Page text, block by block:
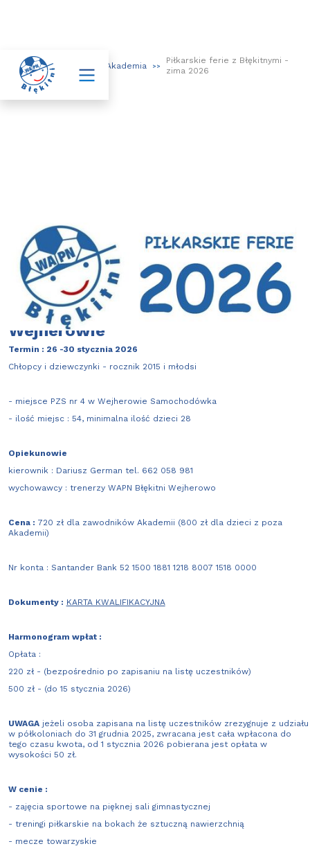
>> Aktualności Akademia >>
Piłkarskie ferie z Błękitnymi -
zima 2026
Piłkarskie ferie z Błękitnymi - zima
2026
Zapraszamy do udziału w
piłkarskich półkoloniach w
Wejherowie
Termin : 26 -30 stycznia 2026
Chłopcy i dziewczynki - rocznik 2015 i młodsi
- miejsce PZS nr 4 w Wejherowie Samochodówka
- ilość miejsc : 54, minimalna ilość dzieci 28
Opiekunowie
kierownik : Dariusz German tel. 662 058 981
wychowawcy : trenerzy WAPN Błękitni Wejherowo
Cena : 720 zł dla zawodników Akademii (800 zł dla dzieci z poza
Akademii)
Nr konta : Santander Bank 52 1500 1881 1218 8007 1518 0000
Dokumenty : KARTA KWALIFIKACYJNA
Harmonogram wpłat :
Opłata :
220 zł - (bezpośrednio po zapisaniu na listę uczestników)
500 zł - (do 15 stycznia 2026)
UWAGAjeżeli osoba zapisana na listę uczestników zrezygnuje z udziału
w półkoloniach do 31 grudnia 2025, zwracana jest cała wpłacona do
tego czasu kwota, od 1 stycznia 2026 pobierana jest opłata w
wysokości 50 zł.
W cenie :
- zajęcia sportowe na pięknej sali gimnastycznej
- treningi piłkarskie na bokach że sztuczną nawierzchnią
- mecze towarzyskie